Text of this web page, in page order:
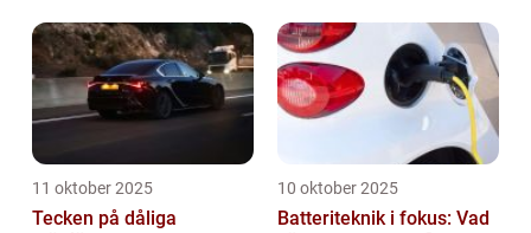
11 oktober 2025
Tecken på dåliga
10 oktober 2025
Batteriteknik i fokus: Vad